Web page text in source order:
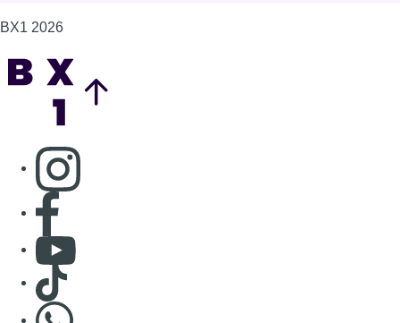
BX1 2026
Consulter page Instagram
Consulter page Facebook
Consulter Youtube
Consulter TikTok